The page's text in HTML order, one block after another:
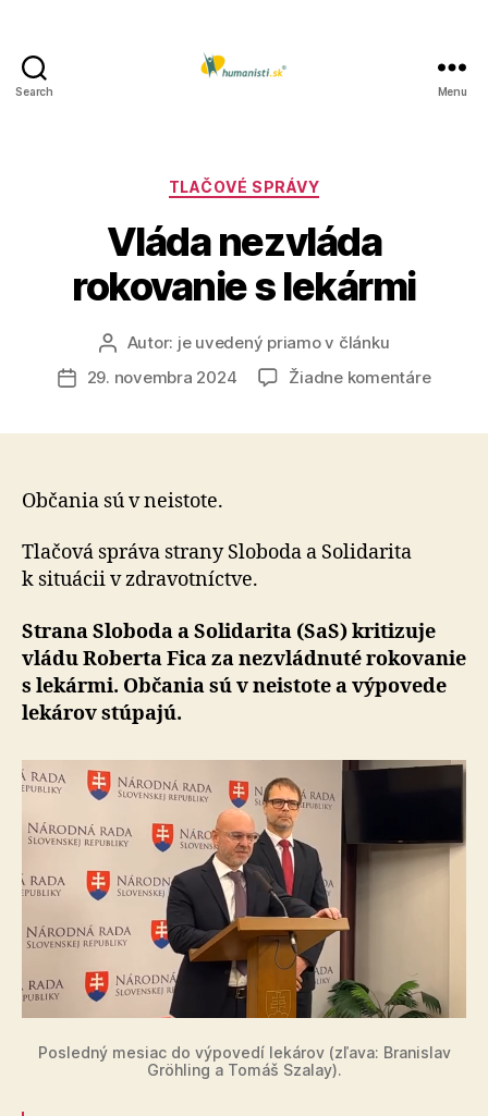
Search Menu
Kategórie
TLAČOVÉ SPRÁVY
Vláda nezvláda
rokovanie s lekármi
AutorAutor: je uvedený priamo v článku
Dátum
29. novembra 2024 Žiadne komentárena
Občania sú v neistote.
Tlačová správa strany Sloboda a Solidarita
k situácii v zdravotníctve.
Strana Sloboda a Solidarita (SaS) kritizuje
vládu Roberta Fica za nezvládnuté rokovanie
s lekármi. Občania sú v neistote a výpovede
lekárov stúpajú.
Posledný mesiac do výpovedí lekárov (zľava: Branislav
Gröhling a Tomáš Szalay).